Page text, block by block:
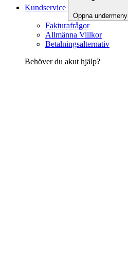
Kundservice
Öppna undermeny
Fakturafrågor
Allmänna Villkor
Betalningsalternativ
Behöver du akut hjälp?